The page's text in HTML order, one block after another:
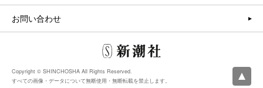
お問い合わせ
Copyright © SHINCHOSHA All Rights Reserved.
すべての画像・データについて無断使用・無断転載を禁止します。